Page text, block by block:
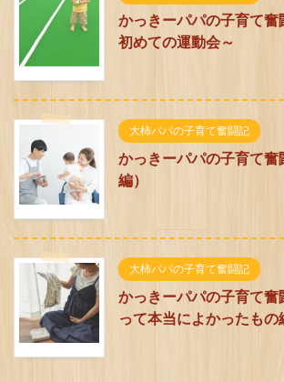
かっきーパパの子育て奮
初めての運動会～
大柿パパの子育て奮闘記
かっきーパパの子育て奮
編）
大柿パパの子育て奮闘記
かっきーパパの子育て奮
って本当によかったもの